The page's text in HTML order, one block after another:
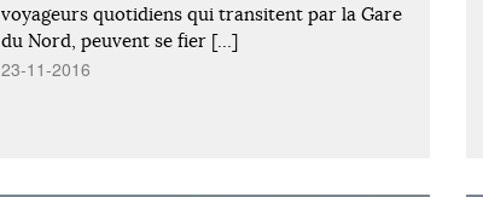
voyageurs quotidiens qui transitent par la Gare
du Nord, peuvent se fier […]
23-11-2016